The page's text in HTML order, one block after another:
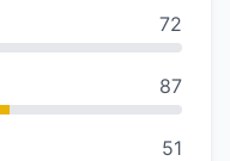
72
87
51